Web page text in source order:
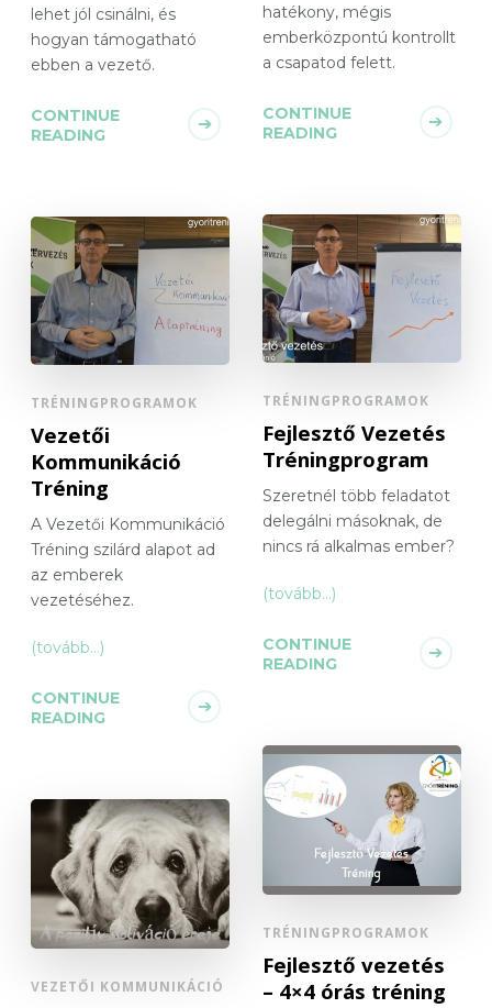
lehet jól csinálni, és
hogyan támogatható
ebben a vezető.
CONTINUE
READING
hatékony, mégis
emberközpontú kontrollt
a csapatod felett.
CONTINUE
READING
TRÉNINGPROGRAMOK
Fejlesztő Vezetés
Tréningprogram
Szeretnél több feladatot
delegálni másoknak, de
nincs rá alkalmas ember?
(tovább…)
CONTINUE
READING
TRÉNINGPROGRAMOK
Vezetői
Kommunikáció
Tréning
A Vezetői Kommunikáció
Tréning szilárd alapot ad
az emberek
vezetéséhez.
(tovább…)
CONTINUE
READING
TRÉNINGPROGRAMOK
Fejlesztő vezetés
– 4×4 órás tréning
VEZETŐI KOMMUNIKÁCIÓ